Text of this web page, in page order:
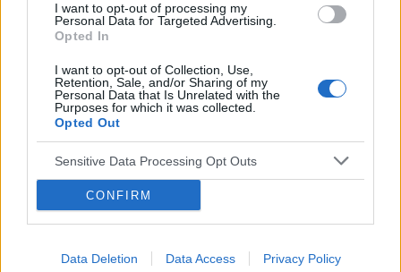
I want to opt-out of processing my
Personal Data for Targeted Advertising.
Opted In
I want to opt-out of Collection, Use,
Retention, Sale, and/or Sharing of my
Personal Data that Is Unrelated with the
Purposes for which it was collected.
Opted Out
Sensitive Data Processing Opt Outs
CONFIRM
Data Deletion Data Access Privacy Policy
1
gość
10-02-2022, 10:57:26
W aptece masz Sudocrem w Rossmanie też
1